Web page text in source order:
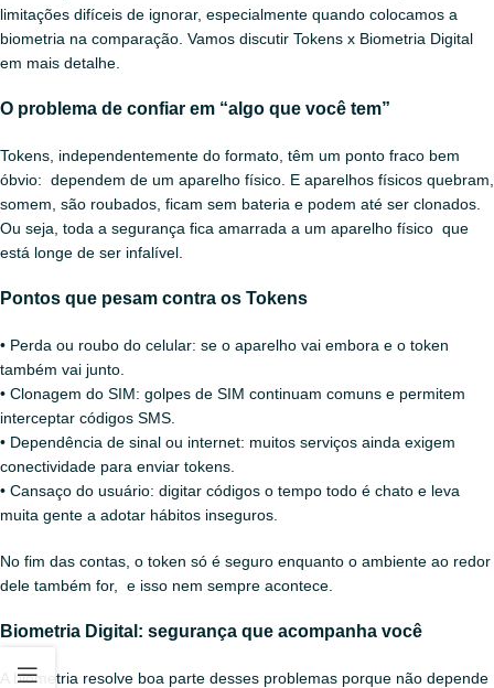
limitações difíceis de ignorar, especialmente quando colocamos a
biometria na comparação. Vamos discutir Tokens x Biometria Digital
em mais detalhe.
O problema de confiar em “algo que você tem”
Tokens, independentemente do formato, têm um ponto fraco bem
óbvio: dependem de um aparelho físico. E aparelhos físicos quebram,
somem, são roubados, ficam sem bateria e podem até ser clonados.
Ou seja, toda a segurança fica amarrada a um aparelho físico que
está longe de ser infalível.
Pontos que pesam contra os Tokens
• Perda ou roubo do celular: se o aparelho vai embora e o token
também vai junto.
• Clonagem do SIM: golpes de SIM continuam comuns e permitem
interceptar códigos SMS.
• Dependência de sinal ou internet: muitos serviços ainda exigem
conectividade para enviar tokens.
• Cansaço do usuário: digitar códigos o tempo todo é chato e leva
muita gente a adotar hábitos inseguros.
No fim das contas, o token só é seguro enquanto o ambiente ao redor
dele também for, e isso nem sempre acontece.
Biometria Digital: segurança que acompanha você
A biometria resolve boa parte desses problemas porque não depende